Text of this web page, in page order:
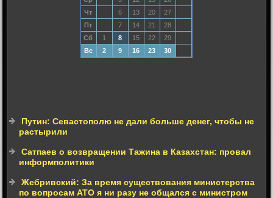
Чт
6 13 20
27
Пт
7 14 21
28
Сб
1 8 15 22
29
Вс
2 9 16 23 30
Путин: Севастополю не дали больше денег, чтобы не
растырили
Сатпаев о возвращении Тажина в Казахстан: провал
информполитики
Жебривский: За время существования министерства
по вопросам АТО я ни разу не общался с министром